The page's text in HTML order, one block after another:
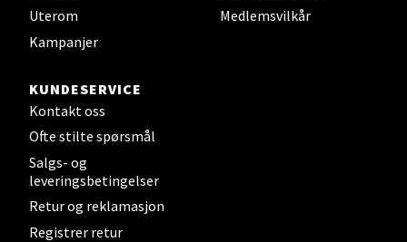
Uterom
Kampanjer
Medlemsvilkår
KUNDESERVICE
Kontakt oss
Ofte stilte spørsmål
Salgs- og
leveringsbetingelser
Retur og reklamasjon
Registrer retur
0 i butikk
Leirvik - Stord
Åpent i dag 10-15